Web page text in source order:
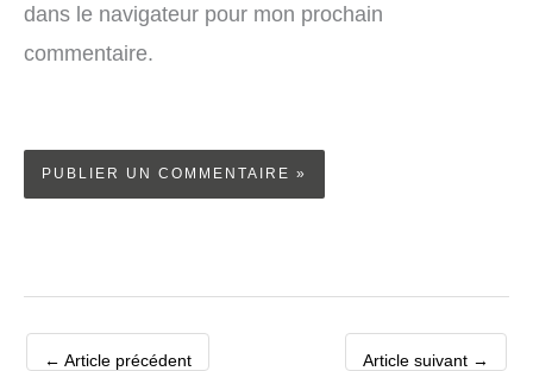
dans le navigateur pour mon prochain
commentaire.
← Article précédent Article suivant →